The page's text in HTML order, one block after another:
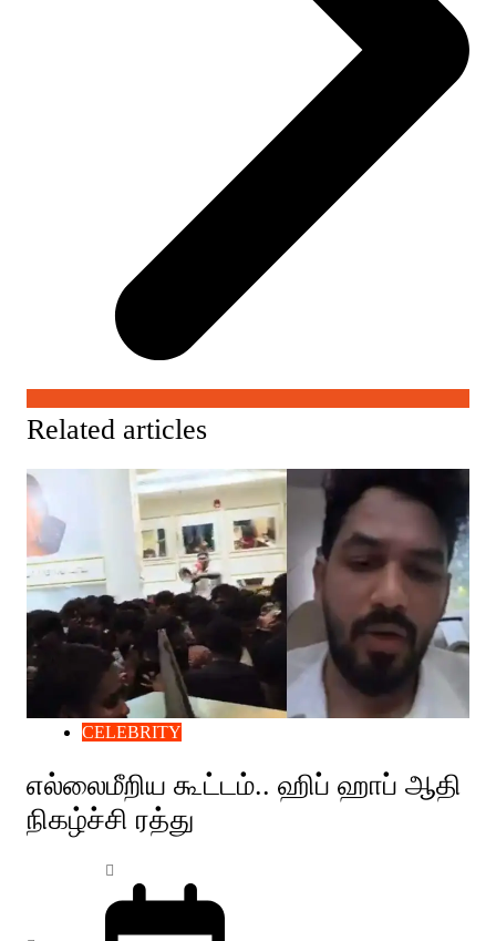
Related articles
CELEBRITY
எல்லைமீறிய கூட்டம்.. ஹிப் ஹாப் ஆதி
நிகழ்ச்சி ரத்து